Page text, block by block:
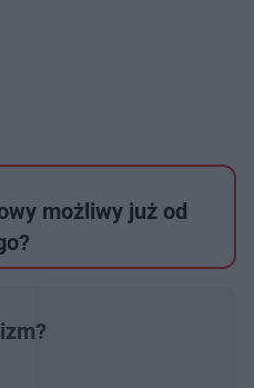
możliwy już od